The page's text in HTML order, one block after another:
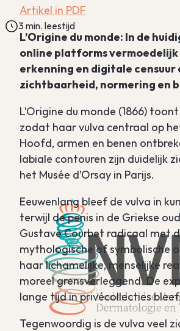
3 min. leestijd
Artikel in PDF
L’Origine du monde: In de
online platforms
erkenning en digitale censuur
zichtbaarheid, normering en
L’Origine du monde (1866)
zodat haar vulva centraal op
Hoofd, armen en benen
labiale contouren zijn duidelijk
het Musée d’Orsay in Parijs.
Eeuwenlang bleef de vulva in
terwijl de penis in de Griekse
Gustave Courbet radicaal met
mythologische of symbolische
haar lichamelijke, menselijke
moreel grensverleggend. De
lange tijd in privécollecties
Tegenwoordig is de vulva veel